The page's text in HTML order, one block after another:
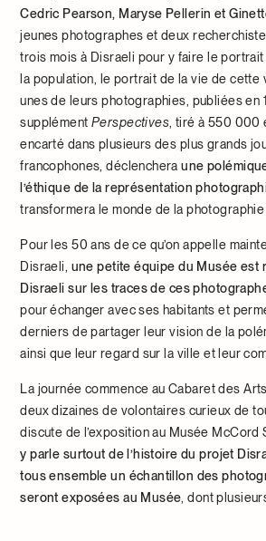
Cedric Pearson, Maryse Pellerin et
jeunes photographes et deux
trois mois à Disraeli pour y faire le
la population, le portrait de la vie de cette
unes de leurs photographies, publiées en
supplémentPerspectives , tiré à 550
encarté dans plusieurs des plus grands
francophones, déclencheraune
l’éthique de la représentation
transformera le monde de la photographie
Pour les 50 ans de ce qu’on appelle
Disraeli, une petite équipe du Musée est
Disraeli sur les traces de ces
pour échanger avec ses habitants et
derniers de partager leur vision de la
ainsi que leur regard sur la ville et leur
La journée commence au Cabaret des
deux dizaines de volontaires curieux de
discute de l’exposition au Musée McCord
y parle surtout de l’histoire du projet
tous ensemble un échantillon des
seront exposées au Musée , dont